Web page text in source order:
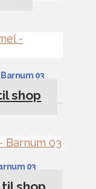
03
shop
03